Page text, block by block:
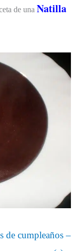
de una Natilla
de cumpleaños –